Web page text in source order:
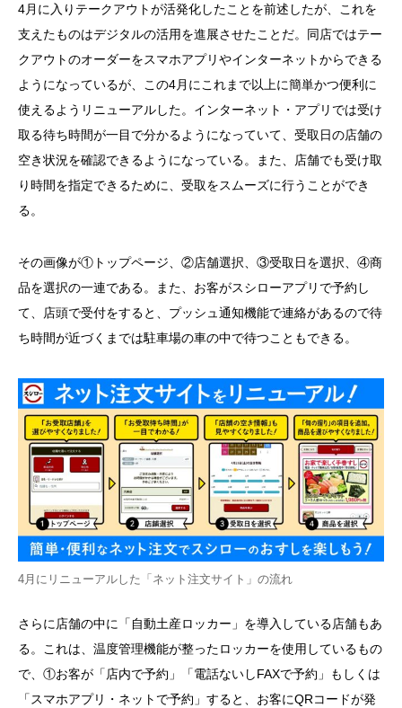
4月に入りテークアウトが活発化したことを前述したが、これを
支えたものはデジタルの活用を進展させたことだ。同店ではテー
クアウトのオーダーをスマホアプリやインターネットからできる
ようになっているが、この4月にこれまで以上に簡単かつ便利に
使えるようリニューアルした。インターネット・アプリでは受け
取る待ち時間が一目で分かるようになっていて、受取日の店舗の
空き状況を確認できるようになっている。また、店舗でも受け取
り時間を指定できるために、受取をスムーズに行うことができ
る。
その画像が①トップページ、②店舗選択、③受取日を選択、④商
品を選択の一連である。また、お客がスシローアプリで予約し
て、店頭で受付をすると、プッシュ通知機能で連絡があるので待
ち時間が近づくまでは駐車場の車の中で待つこともできる。
4月にリニューアルした「ネット注文サイト」の流れ
さらに店舗の中に「自動土産ロッカー」を導入している店舗もあ
る。これは、温度管理機能が整ったロッカーを使用しているもの
で、①お客が「店内で予約」「電話ないしFAXで予約」もしくは
「スマホアプリ・ネットで予約」すると、お客にQRコードが発